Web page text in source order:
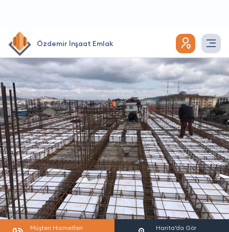
Özdemir İnşaat Emlak
Müşteri Hizmetleri Harita’da Gör